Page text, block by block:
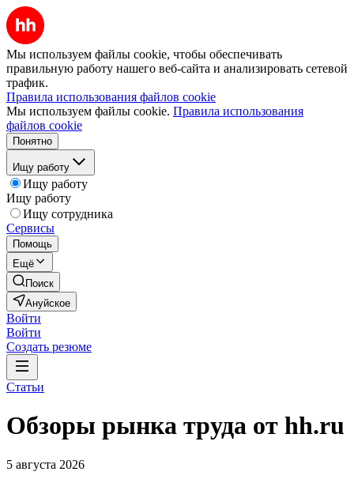
Мы используем файлы cookie, чтобы обеспечивать
правильную работу нашего веб-сайта и анализировать сетевой
трафик.
Правила использования файлов cookie
Мы используем файлы cookie. Правила использования
файлов cookie
Понятно
Ищу работу
Ищу работу
Ищу работу
Ищу сотрудника
Сервисы
Помощь
Ещё
Поиск
Ануйское
Войти
Войти
Создать резюме
Статьи
Обзоры рынка труда от hh.ru
5 августа 2026